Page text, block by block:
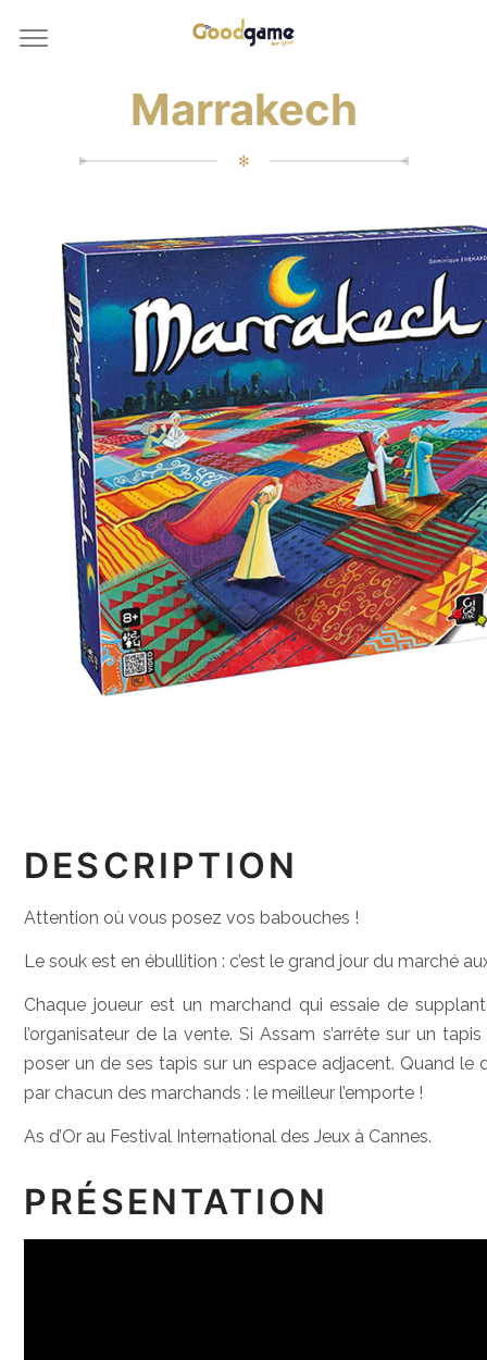
Marrakech
✻
DESCRIPTION
Attention où vous posez vos babouches !
Le souk est en ébullition : c’est le grand jour du marché
Chaque joueur est un marchand qui essaie de
l’organisateur de la vente. Si Assam s’arrête sur un
poser un de ses tapis sur un espace adjacent. Quand
par chacun des marchands : le meilleur l’emporte !
As d’Or au Festival International des Jeux à Cannes.
PRÉSENTATION